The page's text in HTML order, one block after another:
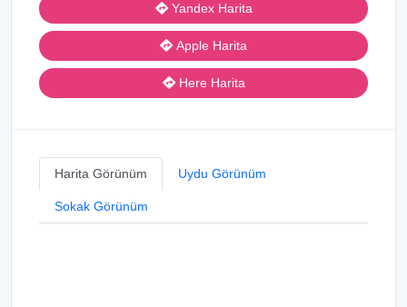
Yandex Harita
Apple Harita
Here Harita
Harita Görünüm Uydu Görünüm
Sokak Görünüm